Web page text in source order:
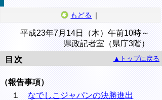
もどる ｜
平成23年7月14日（木）午前10時～
県政記者室（県庁3階）
目次
▲トップに戻る
（報告事項）
１ なでしこジャパンの決勝進出